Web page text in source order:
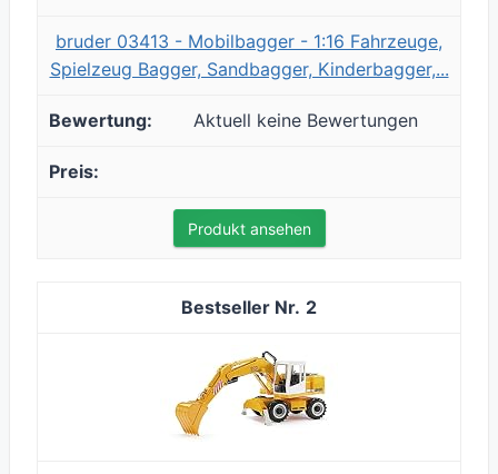
bruder 03413 - Mobilbagger - 1:16 Fahrzeuge,
Spielzeug Bagger, Sandbagger, Kinderbagger,...
Aktuell keine Bewertungen
Produkt ansehen
2